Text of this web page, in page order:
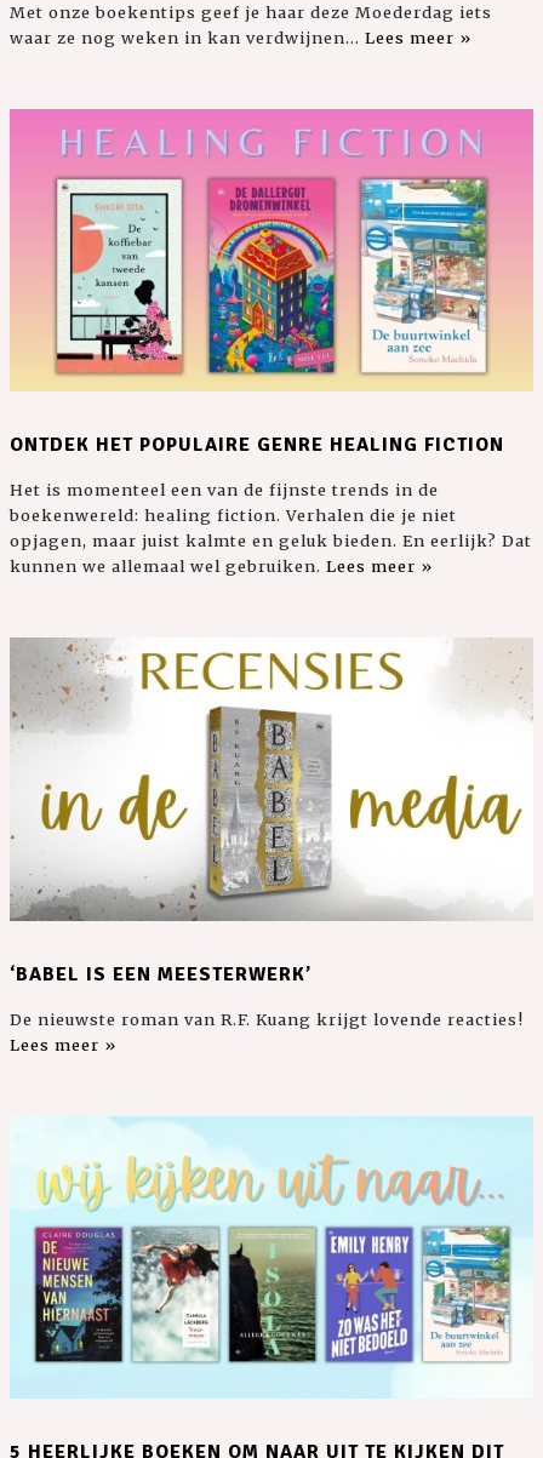
Met onze boekentips geef je haar deze Moederdag iets
waar ze nog weken in kan verdwijnen... Lees meer »
ONTDEK HET POPULAIRE GENRE HEALING FICTION
Het is momenteel een van de fijnste trends in de
boekenwereld: healing fiction. Verhalen die je niet
opjagen, maar juist kalmte en geluk bieden. En eerlijk? Dat
kunnen we allemaal wel gebruiken. Lees meer »
‘BABEL IS EEN MEESTERWERK’
De nieuwste roman van R.F. Kuang krijgt lovende reacties!
Lees meer »
5 HEERLIJKE BOEKEN OM NAAR UIT TE KIJKEN DIT